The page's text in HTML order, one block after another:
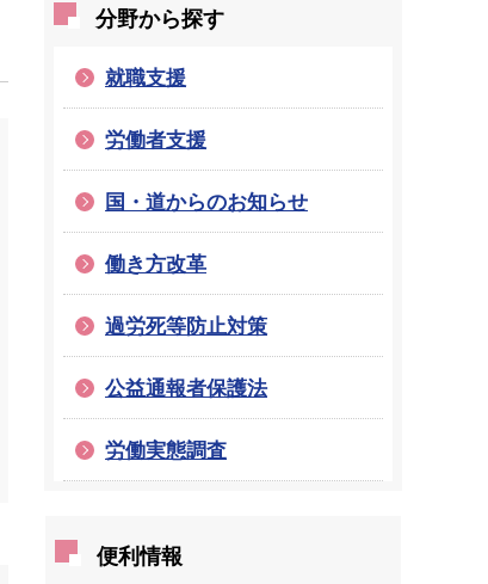
分野から探す
就職支援
労働者支援
国・道からのお知らせ
働き方改革
過労死等防止対策
公益通報者保護法
労働実態調査
便利情報